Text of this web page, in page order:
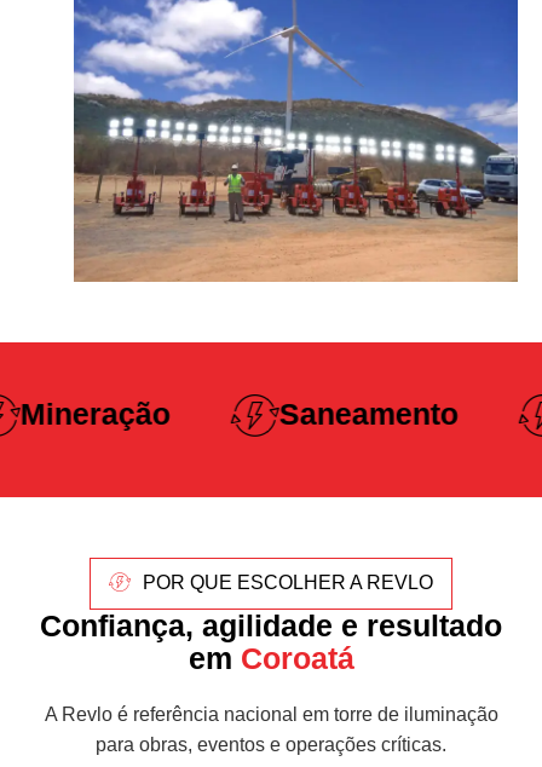
Saneamento
Construção
Pesada
POR QUE ESCOLHER A REVLO
Confiança, agilidade e resultado
em Coroatá
A Revlo é referência nacional em torre de iluminação
para obras, eventos e operações críticas.